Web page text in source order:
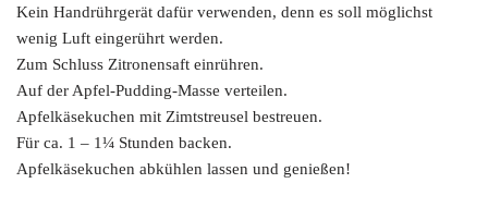
Kein Handrührgerät dafür verwenden, denn es soll möglichst
wenig Luft eingerührt werden.
Zum Schluss Zitronensaft einrühren.
Auf der Apfel-Pudding-Masse verteilen.
Apfelkäsekuchen mit Zimtstreusel bestreuen.
Für ca. 1 – 1¼ Stunden backen.
Apfelkäsekuchen abkühlen lassen und genießen!